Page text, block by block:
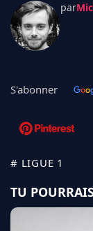
par
S'abonner
# LIGUE 1
TU